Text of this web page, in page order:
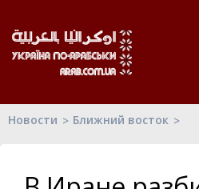
Новости Ближний восток